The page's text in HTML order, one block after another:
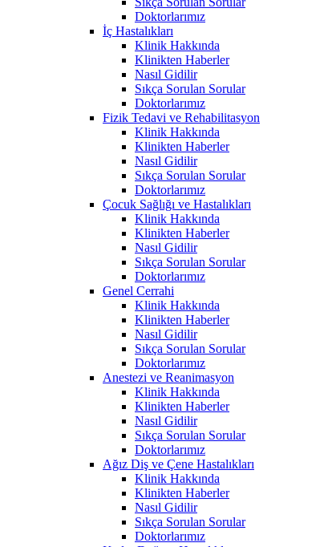
Doktorlarımız
İç Hastalıkları
Klinik Hakkında
Klinikten Haberler
Nasıl Gidilir
Sıkça Sorulan Sorular
Doktorlarımız
Fizik Tedavi ve Rehabilitasyon
Klinik Hakkında
Klinikten Haberler
Nasıl Gidilir
Sıkça Sorulan Sorular
Doktorlarımız
Çocuk Sağlığı ve Hastalıkları
Klinik Hakkında
Klinikten Haberler
Nasıl Gidilir
Sıkça Sorulan Sorular
Doktorlarımız
Genel Cerrahi
Klinik Hakkında
Klinikten Haberler
Nasıl Gidilir
Sıkça Sorulan Sorular
Doktorlarımız
Anestezi ve Reanimasyon
Klinik Hakkında
Klinikten Haberler
Nasıl Gidilir
Sıkça Sorulan Sorular
Doktorlarımız
Ağız Diş ve Çene Hastalıkları
Klinik Hakkında
Klinikten Haberler
Nasıl Gidilir
Sıkça Sorulan Sorular
Doktorlarımız